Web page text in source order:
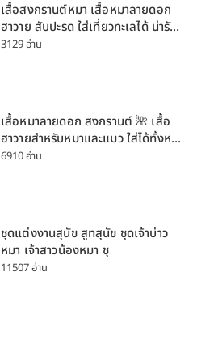
เสื้อสงกรานต์หมา เสื้อหมาลายดอก
ฮาวาย สับปะรด ใส่เที่ยวทะเลได้ น่ารัก
ใส่ได้ทั้งหมาเล็กและหมาใหญ่
3129 อ่าน
เสื้อหมาลายดอก สงกรานต์ 🌺 เสื้อ
ฮาวายสำหรับหมาและแมว ใส่ได้ทั้งหมา
เล็กและหมาใหญ่ ใส่เที่ยวทะเลน่ารัก
6910 อ่าน
ชุดแต่งงานสุนัข สูทสุนัข ชุดเจ้าบ่าว
หมา เจ้าสาวน้องหมา ชุ
11507 อ่าน